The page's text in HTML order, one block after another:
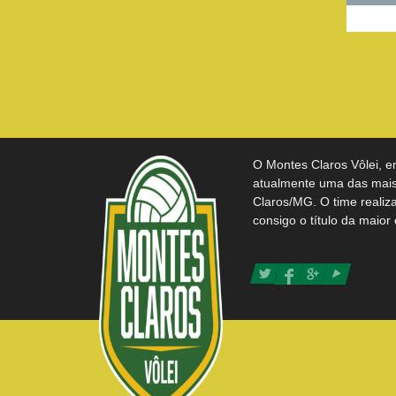
O Montes Claros Vôlei,
atualmente uma das
Claros/MG. O time
consigo o título da maior